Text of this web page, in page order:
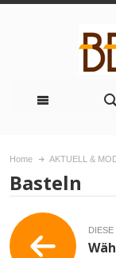
Home AKTUELL &
Basteln